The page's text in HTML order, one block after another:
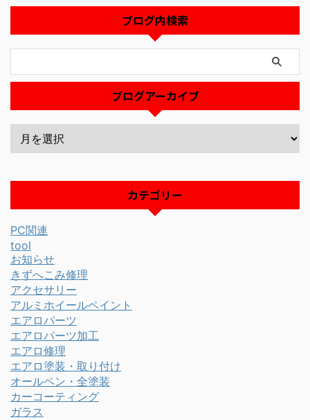
ブログ内検索
ブログアーカイブ
カテゴリー
PC関連
tool
お知らせ
きずへこみ修理
アクセサリー
アルミホイールペイント
エアロパーツ
エアロパーツ加工
エアロ修理
エアロ塗装・取り付け
オールペン・全塗装
カーコーティング
ガラス